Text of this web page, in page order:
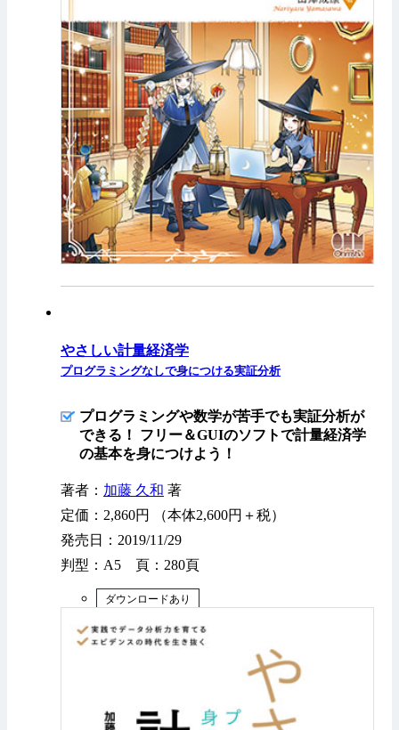
やさしい計量経済学
プログラミングなしで身につける実証分析
プログラミングや数学が苦手でも実証分析が
できる！ フリー＆GUIのソフトで計量経済学
の基本を身につけよう！
著者： 加藤 久和 著
定価：2,860円 （本体2,600円＋税）
発売日：2019/11/29
判型：A5 頁：280頁
ダウンロードあり